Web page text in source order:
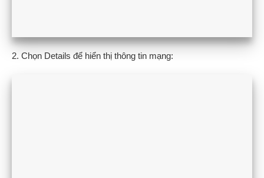
2. Chọn Details để hiển thị thông tin mạng: